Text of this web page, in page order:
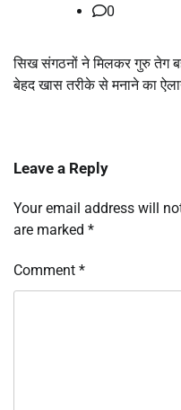
0
सिख संगठनों ने मिलकर गुरु तेग
बेहद खास तरीके से मनाने का
Leave a Reply
Your email address will
are marked *
Comment *